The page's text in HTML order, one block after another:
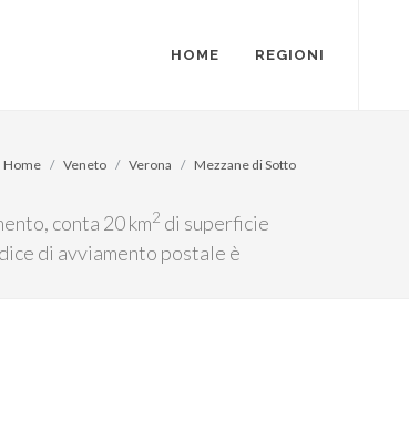
HOME REGIONI
conta 20 km2 di superficie
di avviamento postale è
Home Veneto Verona Mezzane di Sotto